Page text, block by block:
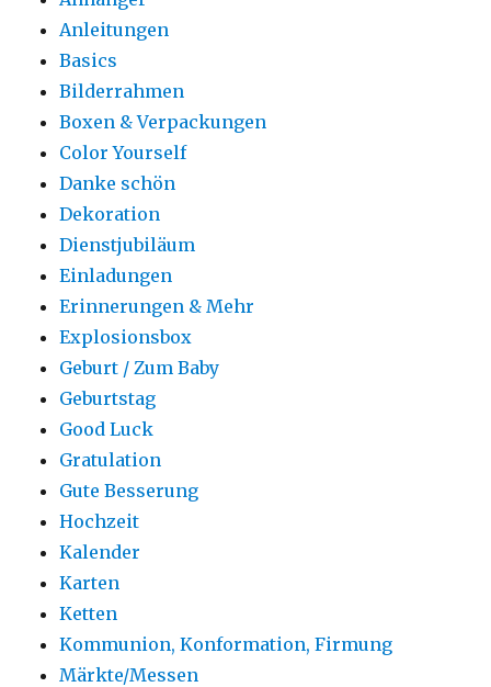
Anleitungen
Basics
Bilderrahmen
Boxen & Verpackungen
Color Yourself
Danke schön
Dekoration
Dienstjubiläum
Einladungen
Erinnerungen & Mehr
Explosionsbox
Geburt / Zum Baby
Geburtstag
Good Luck
Gratulation
Gute Besserung
Hochzeit
Kalender
Karten
Ketten
Kommunion, Konformation, Firmung
Märkte/Messen